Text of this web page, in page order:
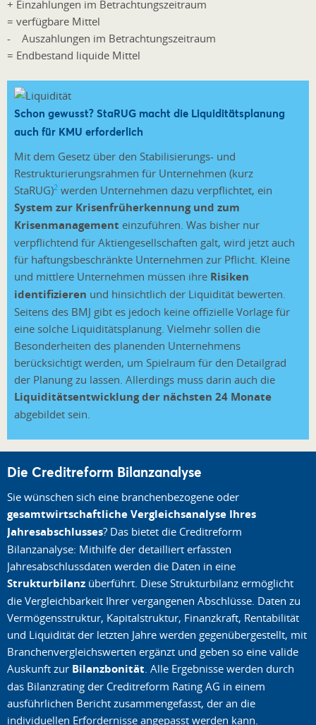
+ Einzahlungen im Betrachtungszeitraum
= verfügbare Mittel
- Auszahlungen im Betrachtungszeitraum
= Endbestand liquide Mittel
Schon gewusst? StaRUG macht die Liquiditätsplanung
auch für KMU erforderlich
Mit dem Gesetz über den Stabilisierungs- und
Restrukturierungsrahmen für Unternehmen (kurz
StaRUG)2 werden Unternehmen dazu verpflichtet, ein
System zur Krisenfrüherkennung und zum
Krisenmanagement einzuführen. Was bisher nur
verpflichtend für Aktiengesellschaften galt, wird jetzt auch
für haftungsbeschränkte Unternehmen zur Pflicht. Kleine
und mittlere Unternehmen müssen ihre Risiken
identifizieren und hinsichtlich der Liquidität bewerten.
Seitens des BMJ gibt es jedoch keine offizielle Vorlage für
eine solche Liquiditätsplanung. Vielmehr sollen die
Besonderheiten des planenden Unternehmens
berücksichtigt werden, um Spielraum für den Detailgrad
der Planung zu lassen. Allerdings muss darin auch die
Liquiditätsentwicklung der nächsten 24 Monate
abgebildet sein.
Die Creditreform Bilanzanalyse
Sie wünschen sich eine branchenbezogene oder
gesamtwirtschaftliche Vergleichsanalyse Ihres
Jahresabschlusses? Das bietet die Creditreform
Bilanzanalyse: Mithilfe der detailliert erfassten
Jahresabschlussdaten werden die Daten in eine
Strukturbilanz überführt. Diese Strukturbilanz ermöglicht
die Vergleichbarkeit Ihrer vergangenen Abschlüsse. Daten zu
Vermögensstruktur, Kapitalstruktur, Finanzkraft, Rentabilität
und Liquidität der letzten Jahre werden gegenübergestellt, mit
Branchenvergleichswerten ergänzt und geben so eine valide
Auskunft zur Bilanzbonität. Alle Ergebnisse werden durch
das Bilanzrating der Creditreform Rating AG in einem
ausführlichen Bericht zusammengefasst, der an die
individuellen Erfordernisse angepasst werden kann.